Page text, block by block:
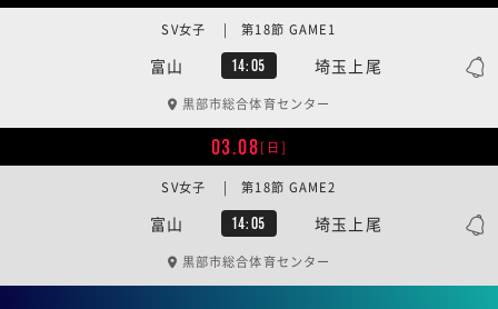
富山 14:05 埼玉上尾
SV女子 | 第18節 GAME1
黒部市総合体育センター
03.08[日]
富山 14:05 埼玉上尾
SV女子 | 第18節 GAME2
黒部市総合体育センター